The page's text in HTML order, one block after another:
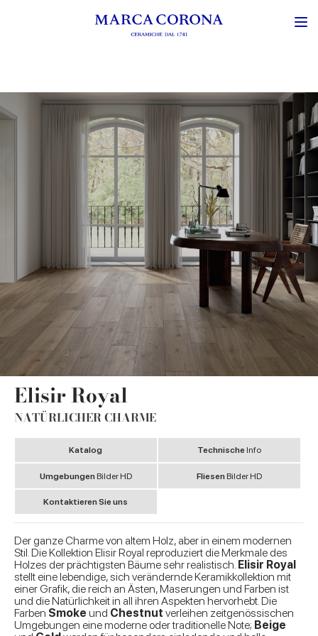
Elisir Royal
NATÜRLICHER CHARME
Katalog Technische Info
Umgebungen Bilder HD Fliesen Bilder HD
Kontaktieren Sie uns
Der ganze Charme von altem Holz, aber in einem modernen
Stil. Die Kollektion Elisir Royal reproduziert die Merkmale des
Holzes der prächtigsten Bäume sehr realistisch. Elisir Royal
stellt eine lebendige, sich verändernde Keramikkollektion mit
einer Grafik, die reich an Ästen, Maserungen und Farben ist
und die Natürlichkeit in all ihren Aspekten hervorhebt. Die
Farben Smoke und Chestnut verleihen zeitgenössischen
Umgebungen eine moderne oder traditionelle Note; Beige